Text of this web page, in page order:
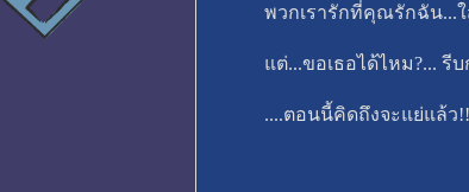
พวกเรารักที่คุณรักฉัน...
แต่...ขอเธอได้ไหม?... รี
....ตอนนี้คิดถึงจะแย่แล้ว